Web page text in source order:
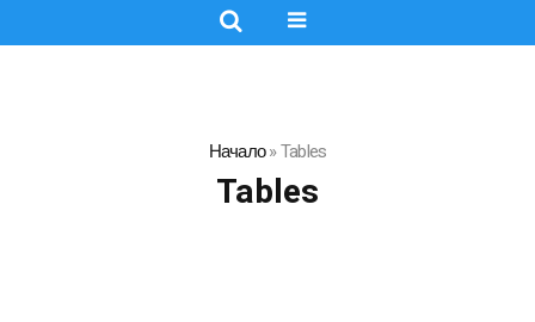
Начало»Tables
Tables